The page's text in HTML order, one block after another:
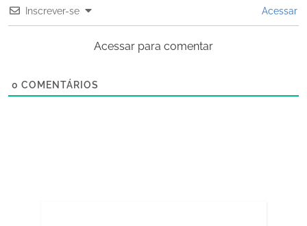
Inscrever-se Acessar
Acessar para comentar
0 COMENTÁRIOS